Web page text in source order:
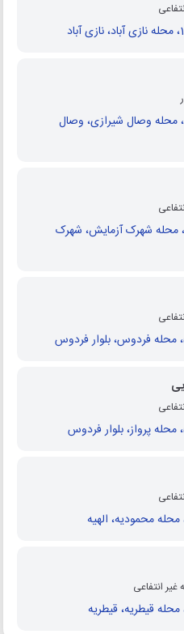
تهران، منطقه 6، محله وصال شیرازی، وصال
تهران، منطقه 2، محله شهرک آزمایش، شهرک
انتفاعی